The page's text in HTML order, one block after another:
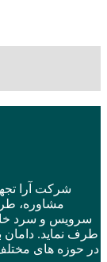
مشاوره،
سرویس و سرد